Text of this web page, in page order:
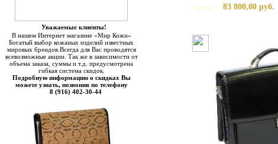
Уважаемые клиенты!
В нашем Интернет магазине «Мир Кожи»
Богатый выбор кожаных изделий известных
мировых брендов.Всегда для Вас проводятся
всевозможные акции. Так же в зависимости от
объема заказа, суммы и т.д. предусмотрена
гибкая система скидок.
Подробную информацию о скидках Вы
можете узнать, позвонив по телефону
8 (916) 402-30-44
Цена:
83 800,00 руб.